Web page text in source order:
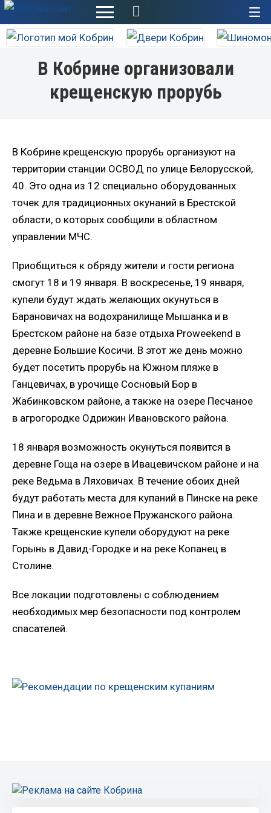
В Кобрине организовали
крещенскую прорубь
В Кобрине крещенскую прорубь организуют на
территории станции ОСВОД по улице Белорусской,
40. Это одна из 12 специально оборудованных
точек для традиционных окунаний в Брестской
области, о которых сообщили в областном
управлении МЧС.
Приобщиться к обряду жители и гости региона
смогут 18 и 19 января. В воскресенье, 19 января,
купели будут ждать желающих окунуться в
Барановичах на водохранилище Мышанка и в
Брестском районе на базе отдыха Proweekend в
деревне Большие Косичи. В этот же день можно
будет посетить прорубь на Южном пляже в
Ганцевичах, в урочище Сосновый Бор в
Жабинковском районе, а также на озере Песчаное
в агрогородке Одрижин Ивановского района.
18 января возможность окунуться появится в
деревне Гоща на озере в Ивацевичском районе и на
реке Ведьма в Ляховичах. В течение обоих дней
будут работать места для купаний в Пинске на реке
Пина и в деревне Вежное Пружанского района.
Также крещенские купели оборудуют на реке
Горынь в Давид-Городке и на реке Копанец в
Столине.
Все локации подготовлены с соблюдением
необходимых мер безопасности под контролем
спасателей.